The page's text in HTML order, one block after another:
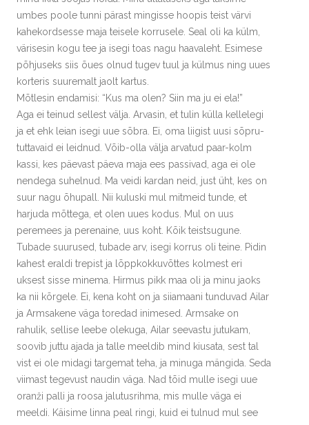
umbes poole tunni pärast mingisse hoopis teist värvi
kahekordsesse maja teisele korrusele. Seal oli ka külm,
värisesin kogu tee ja isegi toas nagu haavaleht. Esimese
põhjuseks siis õues olnud tugev tuul ja külmus ning uues
korteris suuremalt jaolt kartus.
Mõtlesin endamisi: “Kus ma olen? Siin ma ju ei ela!”
Aga ei teinud sellest välja. Arvasin, et tulin külla kellelegi
ja et ehk leian isegi uue sõbra. Ei, oma liigist uusi sõpru-
tuttavaid ei leidnud. Võib-olla välja arvatud paar-kolm
kassi, kes päevast päeva maja ees passivad, aga ei ole
nendega suhelnud. Ma veidi kardan neid, just üht, kes on
suur nagu õhupall. Nii kuluski mul mitmeid tunde, et
harjuda mõttega, et olen uues kodus. Mul on uus
peremees ja perenaine, uus koht. Kõik teistsugune.
Tubade suurused, tubade arv, isegi korrus oli teine. Pidin
kahest eraldi trepist ja lõppkokkuvõttes kolmest eri
uksest sisse minema. Hirmus pikk maa oli ja minu jaoks
ka nii kõrgele. Ei, kena koht on ja siiamaani tunduvad Ailar
ja Armsakene väga toredad inimesed. Armsake on
rahulik, sellise leebe olekuga, Ailar seevastu jutukam,
soovib juttu ajada ja talle meeldib mind kiusata, sest tal
vist ei ole midagi targemat teha, ja minuga mängida. Seda
viimast tegevust naudin väga. Nad tõid mulle isegi uue
oranži palli ja roosa jalutusrihma, mis mulle väga ei
meeldi. Käisime linna peal ringi, kuid ei tulnud mul see